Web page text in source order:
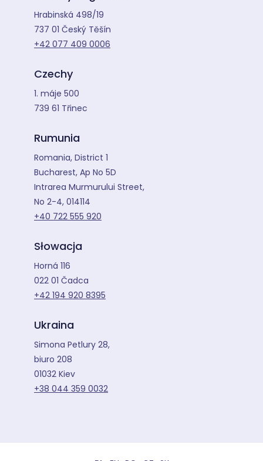
Hrabinská 498/19
737 01 Český Těšín
+42 077 409 0006
Czechy
1. máje 500
739 61 Třinec
Rumunia
Romania, District 1
Bucharest, Ap No 5D
Intrarea Murmurului Street,
No 2-4, 014114
+40 722 555 920
Słowacja
Horná 116
022 01 Čadca
+42 194 920 8395
Ukraina
Simona Petlury 28,
biuro 208
01032 Kiev
+38 044 359 0032